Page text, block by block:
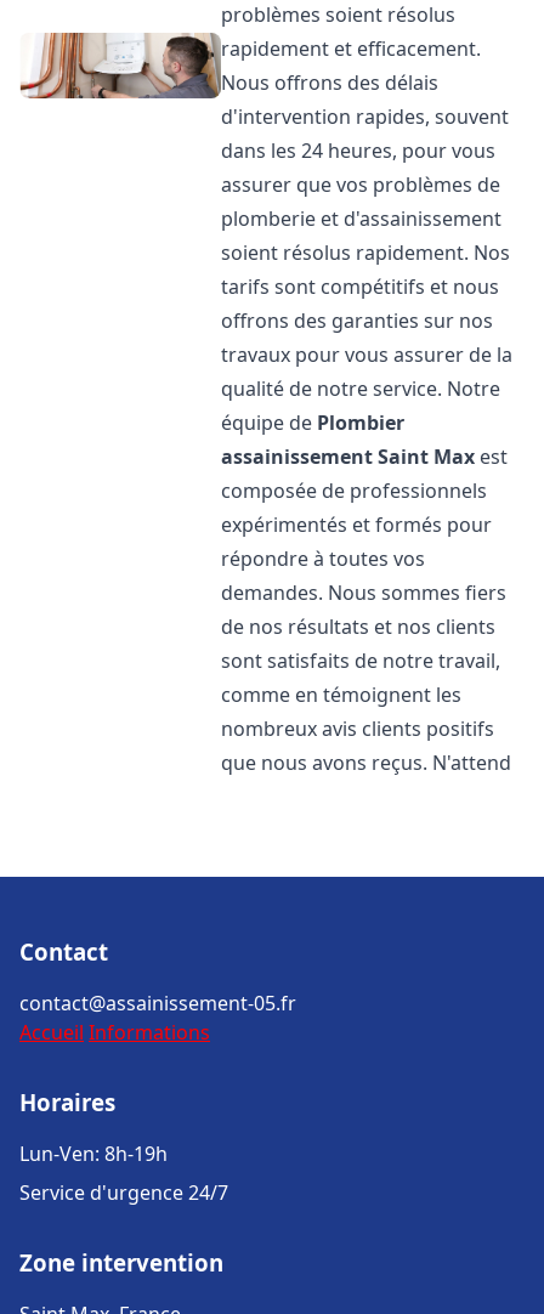
problèmes soient résolus
rapidement et efficacement.
Nous offrons des délais
d'intervention rapides, souvent
dans les 24 heures, pour vous
assurer que vos problèmes de
plomberie et d'assainissement
soient résolus rapidement. Nos
tarifs sont compétitifs et nous
offrons des garanties sur nos
travaux pour vous assurer de la
qualité de notre service. Notre
équipe de Plombier
assainissementSaint Max est
composée de professionnels
expérimentés et formés pour
répondre à toutes vos
demandes. Nous sommes fiers
de nos résultats et nos clients
sont satisfaits de notre travail,
comme en témoignent les
nombreux avis clients positifs
que nous avons reçus. N'attend
Contact
contact@assainissement-05.fr
Accueil Informations
Horaires
Lun-Ven: 8h-19h
Service d'urgence 24/7
Zone intervention